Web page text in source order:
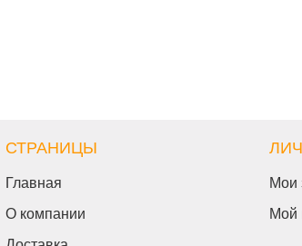
СТРАНИЦЫ
Главная
О компании
Мои
Мой